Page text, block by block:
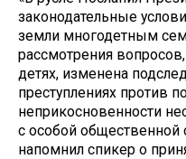
законодательные
земли многодетным
рассмотрения
детях, изменена
преступлениях против
неприкосновенности
с особой общественной
напомнил спикер о